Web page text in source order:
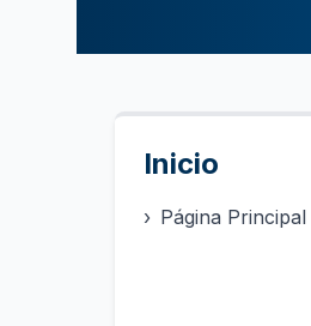
Inicio
› Página Principal